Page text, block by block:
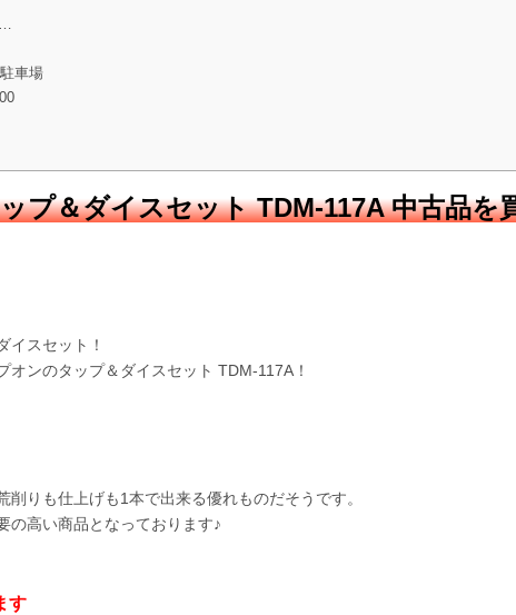
車場
プ＆ダイスセット TDM-117A 中古品を
イスセット！
オンのタップ＆ダイスセット TDM-117A！
りも仕上げも1本で出来る優れものだそうです。
の高い商品となっております♪
す